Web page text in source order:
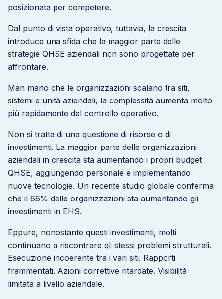
posizionata per competere.
Dal punto di vista operativo, tuttavia, la crescita
introduce una sfida che la maggior parte delle
strategie QHSE aziendali non sono progettate per
affrontare.
Man mano che le organizzazioni scalano tra siti,
sistemi e unità aziendali, la complessità aumenta molto
più rapidamente del controllo operativo.
Non si tratta di una questione di risorse o di
investimenti. La maggior parte delle organizzazioni
aziendali in crescita sta aumentando i propri budget
QHSE, aggiungendo personale e implementando
nuove tecnologie. Un recente studio globale conferma
che il 66% delle organizzazioni sta aumentando gli
investimenti in EHS.
Eppure, nonostante questi investimenti, molti
continuano a riscontrare gli stessi problemi strutturali.
Esecuzione incoerente tra i vari siti. Rapporti
frammentati. Azioni correttive ritardate. Visibilità
limitata a livello aziendale.